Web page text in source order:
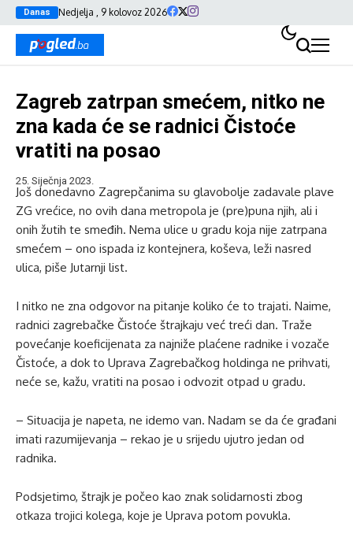
Danas Nedjelja , 9 kolovoz 2026
Zagreb zatrpan smećem, nitko ne
zna kada će se radnici Čistoće
vratiti na posao
25. Siječnja 2023.
Još donedavno Zagrepčanima su glavobolje zadavale plave
ZG vrećice, no ovih dana metropola je (pre)puna njih, ali i
onih žutih te smeđih. Nema ulice u gradu koja nije zatrpana
smećem – ono ispada iz kontejnera, koševa, leži nasred
ulica, piše Jutarnji list.
I nitko ne zna odgovor na pitanje koliko će to trajati. Naime,
radnici zagrebačke Čistoće štrajkaju već treći dan. Traže
povećanje koeficijenata za najniže plaćene radnike i vozače
Čistoće, a dok to Uprava Zagrebačkog holdinga ne prihvati,
neće se, kažu, vratiti na posao i odvozit otpad u gradu.
– Situacija je napeta, ne idemo van. Nadam se da će građani
imati razumijevanja – rekao je u srijedu ujutro jedan od
radnika.
Podsjetimo, štrajk je počeo kao znak solidarnosti zbog
otkaza trojici kolega, koje je Uprava potom povukla.